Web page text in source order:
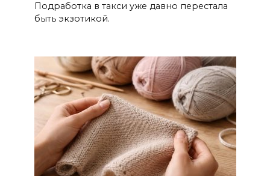
Подработка в такси уже давно перестала
быть экзотикой.